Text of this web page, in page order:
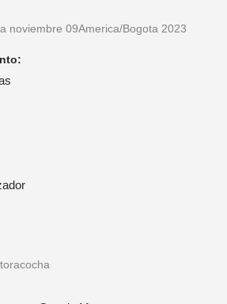
noviembre 09America/Bogota 2023